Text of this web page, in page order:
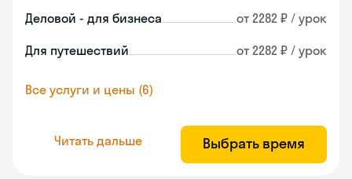
Деловой - для бизнеса от 2282 ₽ / урок
Для путешествий от 2282 ₽ / урок
Все услуги и цены (6)
Читать дальше Выбрать время